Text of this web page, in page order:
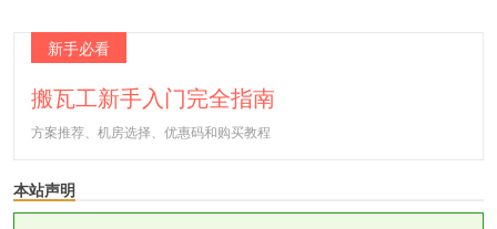
新手必看
搬瓦工新手入门完全指南
方案推荐、机房选择、优惠码和购买教程
本站声明